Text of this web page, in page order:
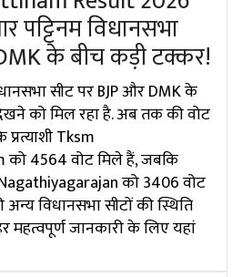
पट्टिनम विधानसभा
के बीच कड़ी टक्कर!
सीट पर BJP और DMK के
को मिल रहा है. अब तक की वोट
Tksm
को 4564 वोट मिले हैं, जबकि
को 3406 वोट
विधानसभा सीटों की स्थिति
महत्वपूर्ण जानकारी के लिए यहां